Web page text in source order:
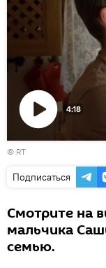
Воспроизвести
4:18
© RT
Подписаться
Смотрите на
мальчика
семью.